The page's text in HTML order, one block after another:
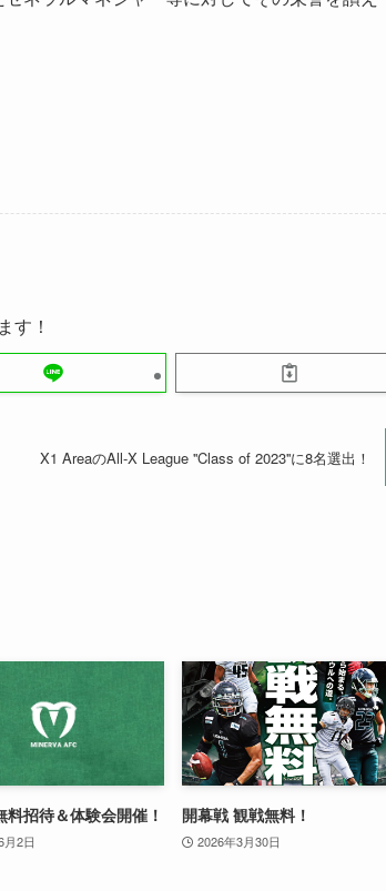
す！
X1 AreaのAll-X League ''Class of 2023''に8名選出！
料招待＆体験会開催！
月2日
開幕戦 観戦無料！
2026年3月30日